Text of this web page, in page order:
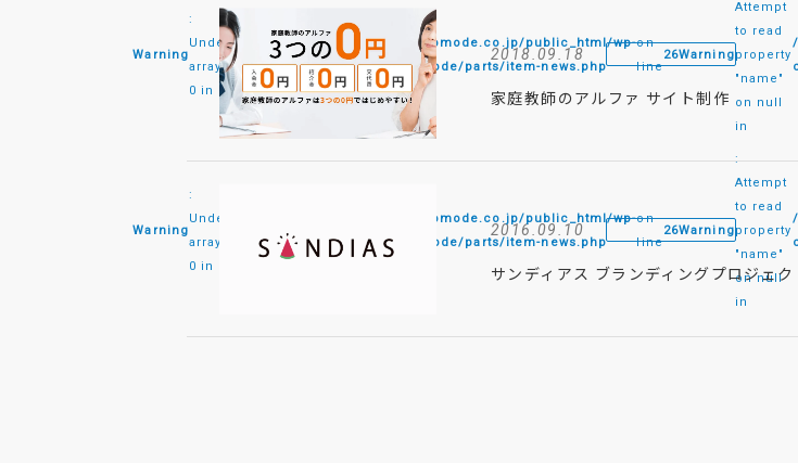
2018.09.18
Warning
:
Undefined
array key
0 in
/home/monomode/monomode.co.jp/public_html/wp-
content/themes/monomode/parts/item-news.php
on
line
26Warning
Attempt
to read
property
"name"
on null
in
家庭教師のアルファ サイト制作
2016.09.10
Warning
:
Undefined
array key
0 in
/home/monomode/monomode.co.jp/public_html/wp-
content/themes/monomode/parts/item-news.php
on
line
26Warning
:
Attempt
to read
property
"name"
on null
in
サンディアス ブランディングプロジェク